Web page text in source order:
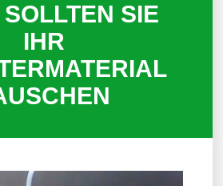
SIE
IHR